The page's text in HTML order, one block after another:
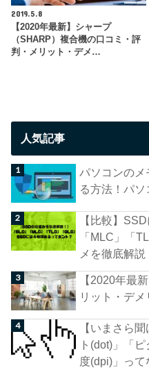
2019.5.8
【2020年最新】シャープ
（SHARP）複合機の口コミ・評
判・メリット・デメ…
人気記事
パソコンのメ
る方法！パソ
【比較】
「MLC」「
メを徹底解説
【2020年最
リット・デメ
【いまさら
ト(dot)」「
度(dpi)」っ